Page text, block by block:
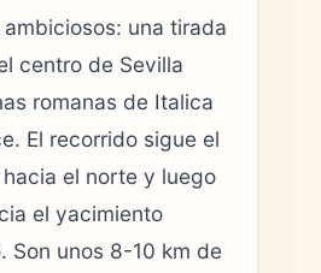
ambiciosos: una tirada
centro de Sevilla
romanas de Italica
El recorrido sigue el
el norte y luego
el yacimiento
Son unos 8-10 km de